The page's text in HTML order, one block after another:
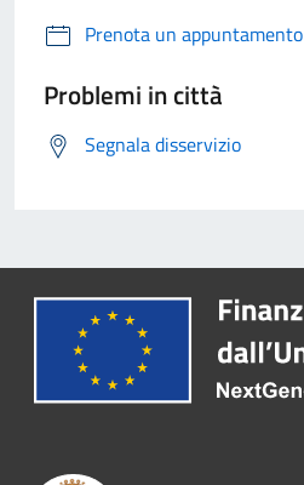
Prenota un appuntamento
Problemi in città
Segnala disservizio